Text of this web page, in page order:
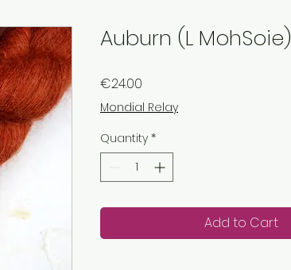
Auburn (L MohSoie)
€24.00
Mondial Relay
Quantity *
Add to Cart